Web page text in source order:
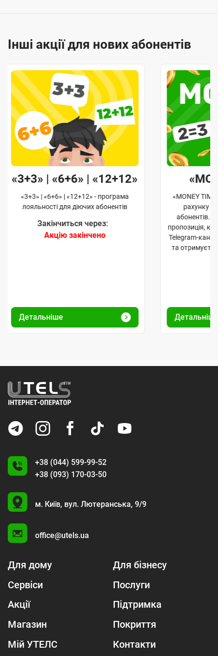
Інші акції для нових абонентів
«3+3» | «6+6» | «12+12»
«3+3» | «6+6» | «12+12» - програма
лояльності для діючих абонентів
Закінчиться через:
Акцію закінчено
Детальніше
«MONEY
рахунку
абонентів.
пропозиція,
Telegram-
та
+38 (044) 599-99-52
+38 (093) 170-03-50
U
м. Київ, вул. Лютеранська, 9/9
office@utels.ua
Для дому
Для бізнесу
Сервіси
Послуги
Акції
Підтримка
Магазин
Покриття
Мій УТЕЛС
Контакти